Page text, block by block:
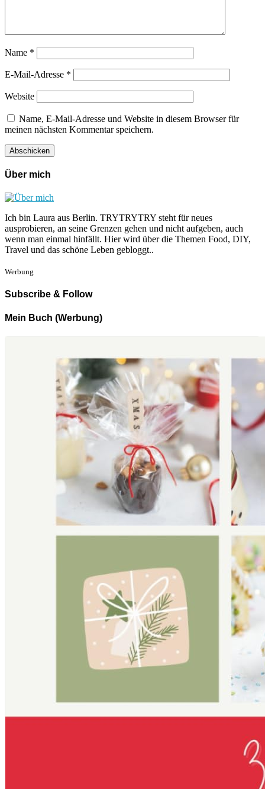
Name *
E-Mail-Adresse *
Website
Name, E-Mail-Adresse und Website in diesem Browser für
meinen nächsten Kommentar speichern.
Über mich
Ich bin Laura aus Berlin. TRYTRYTRY steht für neues
ausprobieren, an seine Grenzen gehen und nicht aufgeben, auch
wenn man einmal hinfällt. Hier wird über die Themen Food, DIY,
Travel und das schöne Leben gebloggt..
Werbung
Subscribe & Follow
Mein Buch (Werbung)